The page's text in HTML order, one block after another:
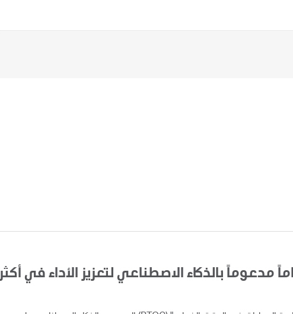
بالذكاء الاصطناعي لتعزيز الأداء في أكثر